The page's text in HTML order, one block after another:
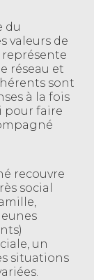
du
valeurs de
représente
réseau et
sont
à la fois
pour faire
recouvre
social
un
situations